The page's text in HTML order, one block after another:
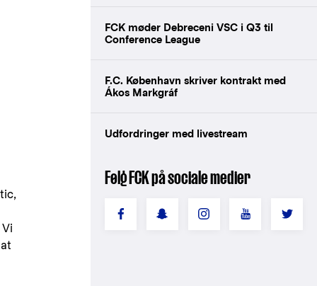
FCK møder Debreceni VSC i Q3 til
Conference League
F.C. København skriver kontrakt med
Ákos Markgráf
Udfordringer med livestream
Følg FCK på sociale medier